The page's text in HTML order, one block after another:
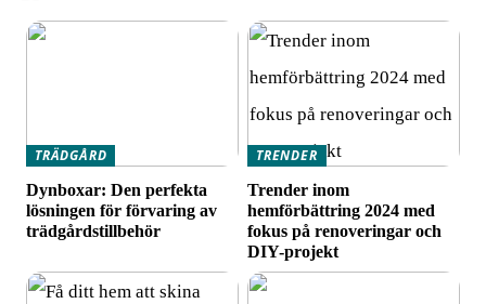
TRÄDGÅRD
Dynboxar: Den perfekta
lösningen för förvaring av
trädgårdstillbehör
TRENDER
Trender inom
hemförbättring 2024 med
fokus på renoveringar och
DIY-projekt